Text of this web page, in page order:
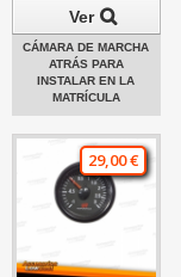
Ver
CÁMARA DE MARCHA
ATRÁS PARA
INSTALAR EN LA
MATRÍCULA
29,00 €